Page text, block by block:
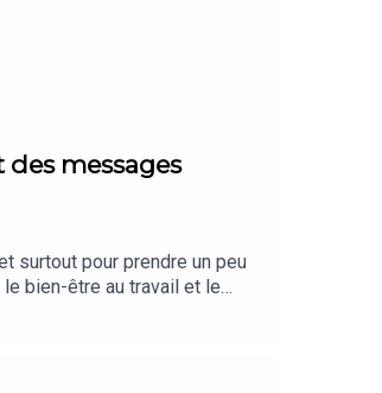
messages
surtout pour prendre un peu
bien-être au travail et le
vivez au travail n’est ni
la chaîne